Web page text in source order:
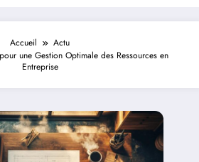
Accueil
Actu
une Gestion Optimale des Ressources en
Entreprise